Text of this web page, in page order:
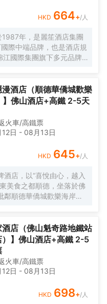
HKD 664+/人
年，是麗笙酒店集團
際中端品牌，也是酒店規
國際集團旗下多元品牌
號），處於同心薈商業廣
城院區；大型步行街嶺南
廣場均可步行可達。酒
鐘可達；距離佛山西高
不同賓客提供了行政樓層
能傢俱、MAXHUB等應
悉·空間，旨在為商旅
供各類豪華房間，所有房
。酒店一應配套齊全，擁
提供免費停車。100平米
貼心的設置自助洗衣房，
漫酒店（順德華僑城歡樂
佛山酒店+高鐵 2-5天
火車/高鐵票
日 - 08月13日
HKD 645+/人
店，以“喜悅由心，越入
美食之都順德，坐落於佛
鄰順德華僑城歡樂海岸
廣佛地鐵3號線華僑城歡樂
佛山沙提機場50分鐘車
假資源富集，是您出差、
帶你領略不同國家和地
影、如夢雲端的超輕柔
全套高端洗護用
絡。配套自助早餐廳（5座
酒店（佛山魁奇路地鐵站
）】佛山酒店+高鐵 2-5
火車/高鐵票
日 - 08月13日
HKD 698+/人